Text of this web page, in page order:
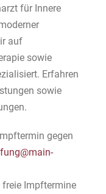
für Innere
auf
sowie
Erfahren
sowie
gegen
freie Impftermine